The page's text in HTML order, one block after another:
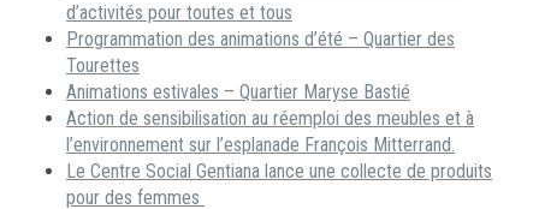
d’activités pour toutes et tous
Programmation des animations d’été – Quartier des
Tourettes
Animations estivales – Quartier Maryse Bastié
Action de sensibilisation au réemploi des meubles et à
l’environnement sur l’esplanade François Mitterrand.
Le Centre Social Gentiana lance une collecte de produits
pour des femmes